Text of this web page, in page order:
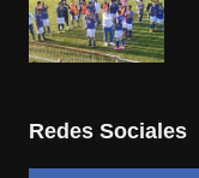
Redes Sociales